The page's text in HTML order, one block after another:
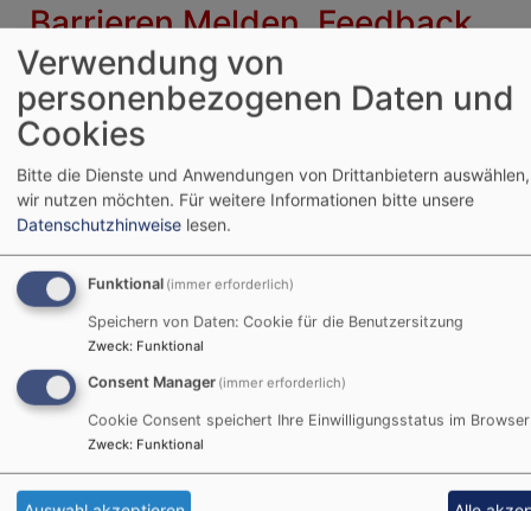
Barrieren Melden, Feedback
und Kontaktangaben
Sind Ihnen Barrieren beim Zugang zu Inhalten auf
www.trautskirchen-evangelisch.de aufgefallen?
Dann können Sie sich gerne bei uns melden. Wir
freuen uns auf Ihr Feedback und bemühen uns, die
gemeldeten Barrieren in Rahmen der technischen
und wirtschaftlichen Möglichkeiten schnellstmöglich
zu beheben. Bitte teilen Sie uns mit, auf welche
Seite und bei welcher Funktion Sie auf Barrieren
gestoßen sind. Kopieren Sie hierfür einfach den Link
aus der Adresszeile Ihres Browsers. Sie können uns
über folgende Wege Barrieren melden:
Falls Sie keine zufriedenstellende Antwort auf Ihre
Anfrage zur Barrierefreiheit erhalten, haben Sie die
Möglichkeit, sich an die Schlichtungsstelle nach § 16
Verwendung von
personenbezogenen Daten und
Cookies
Bitte die Dienste und Anwendungen von Drittanbietern
wir nutzen möchten. Für weitere Informationen bitte unsere
Datenschutzhinweise lesen.
Funktional (immer erforderlich)
Speichern von Daten: Cookie für die Benutzersitzung
Zweck: Funktional
Consent Manager (immer erforderlich)
Cookie Consent speichert Ihre Einwilligungsstatus im Browser
Zweck: Funktional